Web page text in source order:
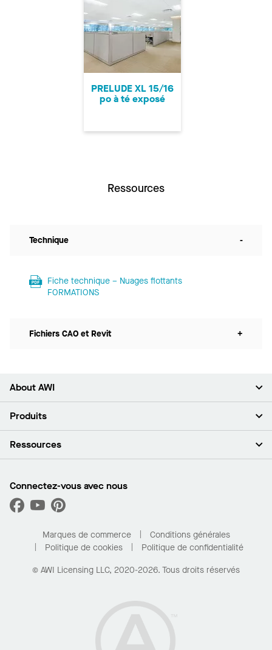
PRELUDE XL 15/16
po à té exposé
Ressources
Technique -
Fiche technique – Nuages flottants
FORMATIONS
Fichiers CAO et Revit +
About AWI
À propos de nous
Espace presse
Quelles sont mes options d’achat?
Produits
Plafonds
Capacités sur mesure
Performance
Ressources
Trouver un distributeur
Trouver un distributeur
Pour la maison
Connectez-vous avec nous
Marques de commerce
Conditions générales
Politique de cookies
Politique de confidentialité
© AWI Licensing LLC, 2020-2026. Tous droits réservés